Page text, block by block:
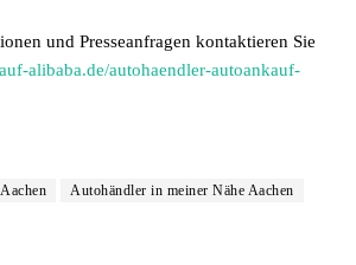
und Presseanfragen kontaktieren Sie
alibaba.de/autohaendler-autoankauf-
Autohändler in meiner Nähe Aachen